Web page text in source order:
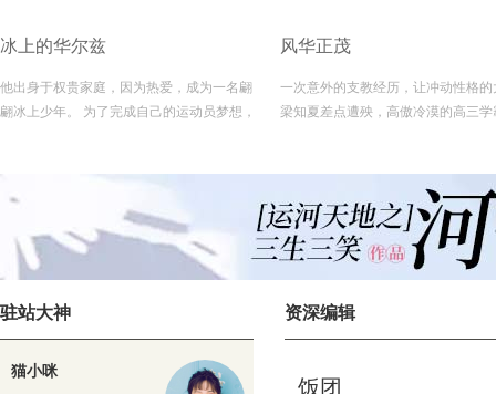
冰上的华尔兹
他出身于权贵家庭，因为热爱，成为一名翩
翩冰上少年。 为了完成自己的运动员梦想，
下沉着，他有过巅峰，也有过低谷，享受过
山呼海啸般的欢呼，也曾遭受千夫所指，遇
强则更强，但有了她温暖的陪伴，哪怕是置
之死地也能涅磐重生……
风华正茂
一次意外的支教经历，让冲动性格的
梁知夏差点遭殃，高傲冷漠的高三学
个人在校园再次不期而遇，他们彼
己的内心做出接下来的选择……
驻站大神
猫小咪
资深编辑
饭团